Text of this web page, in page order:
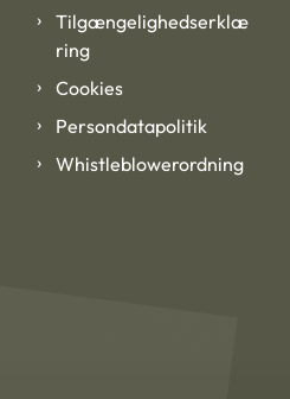
Tilgængelighedserklæ
ring
Cookies
Persondatapolitik
Whistleblowerordning